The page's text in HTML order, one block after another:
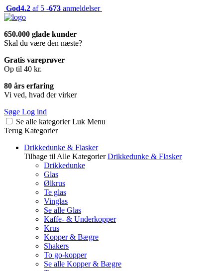
God4.2 af 5 -673 anmeldelser
650.000 glade kunder
Skal du være den næste?
Gratis vareprøver
Op til 40 kr.
80 års erfaring
Vi ved, hvad der virker
Søge Log ind
Se alle kategorier Luk Menu
Terug Kategorier
Drikkedunke & Flasker
Tilbage til Alle Kategorier Drikkedunke & Flasker
Drikkedunke
Glas
Ølkrus
Te glas
Vinglas
Se alle Glas
Kaffe- & Underkopper
Krus
Kopper & Bægre
Shakers
To go-kopper
Se alle Kopper & Bægre